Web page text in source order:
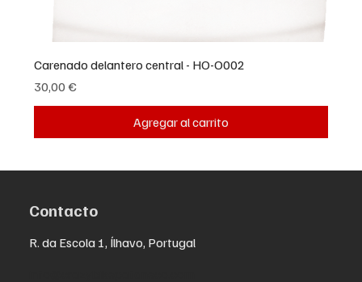
Carenado delantero central - HO-O002
Precio
30,00 €
Agregar al carrito
Contacto
R. da Escola 1, Ílhavo, Portugal